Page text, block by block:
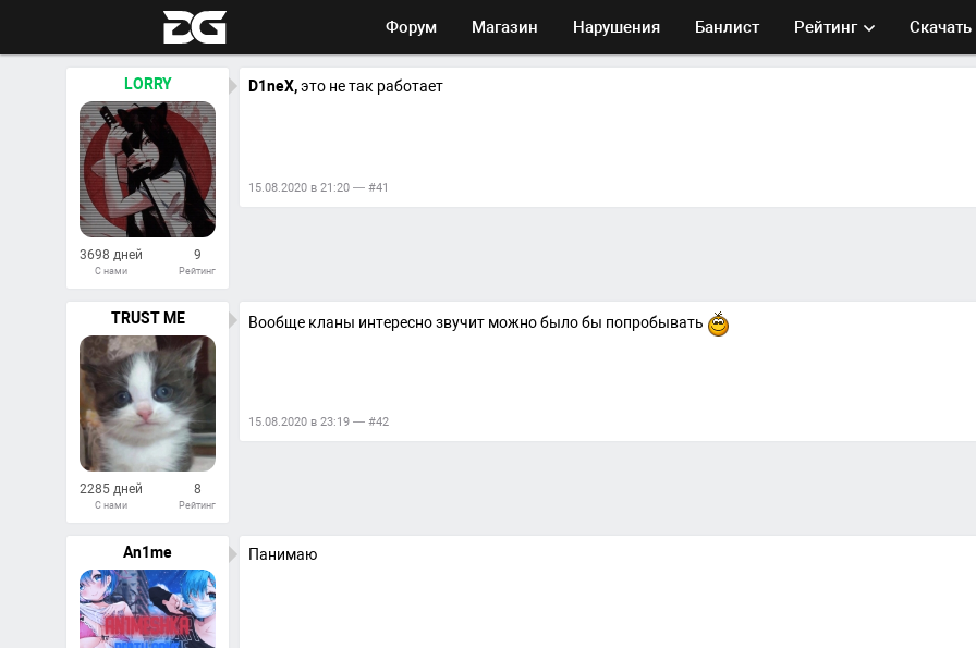
Форум Магазин Нарушения Банлист Рейтинг Скачать
LORRY
3698 дней
С нами
9
Рейтинг
152
Ответов
D1neX,это не так работает
15.08.2020 в 21:20 — #41
TRUST ME
2285 дней
С нами
8
Рейтинг
29
Вообще кланы интересно звучит можно было бы попробывать
15.08.2020 в 23:19 — #42
An1me Панимаю